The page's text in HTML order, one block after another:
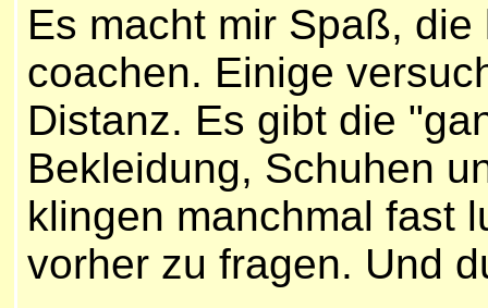
Es macht mir Spaß,
coachen. Einige
Distanz. Es gibt die
Bekleidung, Schuhen
klingen manchmal fast
vorher zu fragen. Und